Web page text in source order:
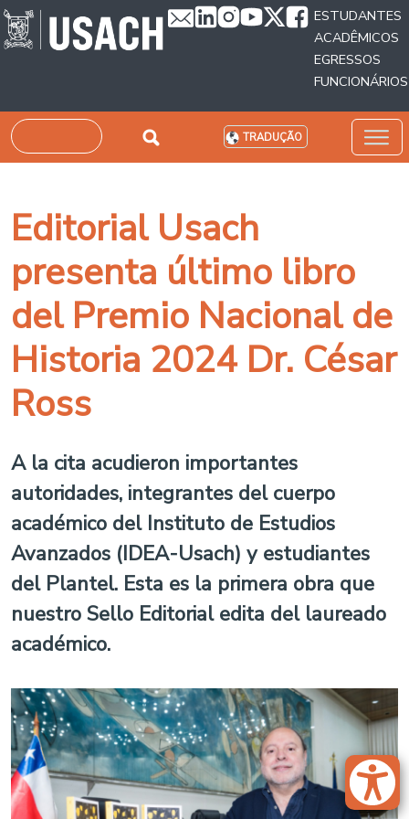
Passar para o conteúdo principal
ESTUDANTES
ACADÊMICOS
EGRESSOS
FUNCIONÁRIOS
Pesquisar TRADUÇÃO
Editorial Usach
presenta último libro
del Premio Nacional de
Historia 2024 Dr. César
Ross
A la cita acudieron importantes
autoridades, integrantes del cuerpo
académico del Instituto de Estudios
Avanzados (IDEA-Usach) y estudiantes
del Plantel. Esta es la primera obra que
nuestro Sello Editorial edita del laureado
académico.